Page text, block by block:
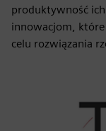
produktywność
innowacjom, które
celu rozwiązania